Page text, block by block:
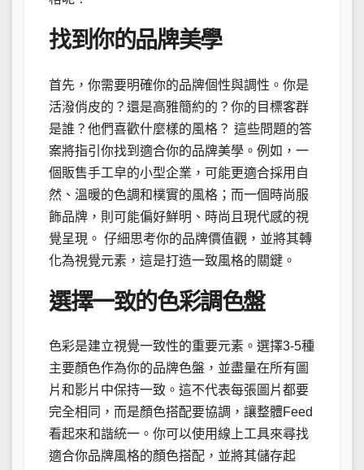
找到你的品牌美學
首先，你需要明確你的品牌個性與調性。你是
活潑俏皮的？還是高雅簡約的？你的目標客群
是誰？他們喜歡什麼樣的風格？ 這些問題的答
案將指引你找到適合你的品牌美學。例如，一
個販售手工皁的小型企業，可能更適合採用自
然、溫暖的色調和樸實的風格；而一個時尚服
飾品牌，則可能偏好鮮明、時尚且現代感的視
覺呈現。 仔細思考你的品牌價值觀，並將其轉
化為視覺元素，這是打造一致風格的關鍵。
選擇一致的色彩調色盤
色彩是建立視覺一致性的重要元素。選擇3-5種
主要顏色作為你的品牌色盤，並盡量在所有圖
片和影片中保持一致。這不代表每張圖片都要
完全相同，而是顏色搭配要協調，讓整體Feed
看起來和諧統一。你可以使用線上工具來尋找
適合你品牌風格的顏色搭配，並將其儲存起